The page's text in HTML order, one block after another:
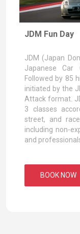
JDM Fun Day
JDM (Japan
Japanese Car
Followed by 85
initiated by the
Attack format.
3 classes
street, and
including non-
and
BOOK NOW